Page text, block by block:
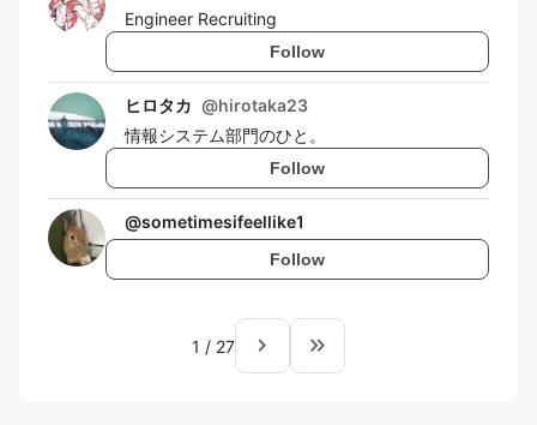
Engineer Recruiting
Follow
ヒロタカ @hirotaka23
情報システム部門のひと。
Follow
@sometimesifeellike1
Follow
1 / 27 navigate_next keyboard_double_arrow_right